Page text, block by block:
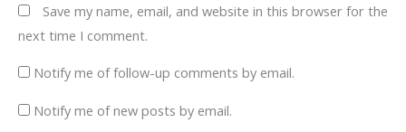
Save my name, email, and website in this browser for the
next time I comment.
Notify me of follow-up comments by email.
Notify me of new posts by email.